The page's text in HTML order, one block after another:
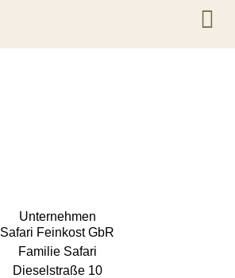
Unternehmen
Safari Feinkost GbR
Familie Safari
Dieselstraße 10